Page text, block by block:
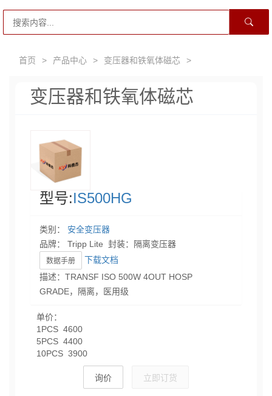
首页 > 产品中心 > 变压器和铁氧体磁芯 >
变压器和铁氧体磁芯
型号:IS500HG
类别： 安全变压器
品牌： Tripp Lite 封装：隔离变压器
数据手册
下载文档
描述：TRANSF ISO 500W 4OUT HOSP
GRADE，隔离，医用级
单价：
1PCS 4600
5PCS 4400
10PCS 3900
询价 立即订货